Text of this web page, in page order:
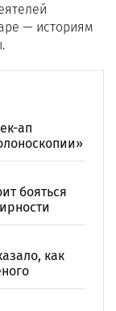
ап
бояться
как
— историям